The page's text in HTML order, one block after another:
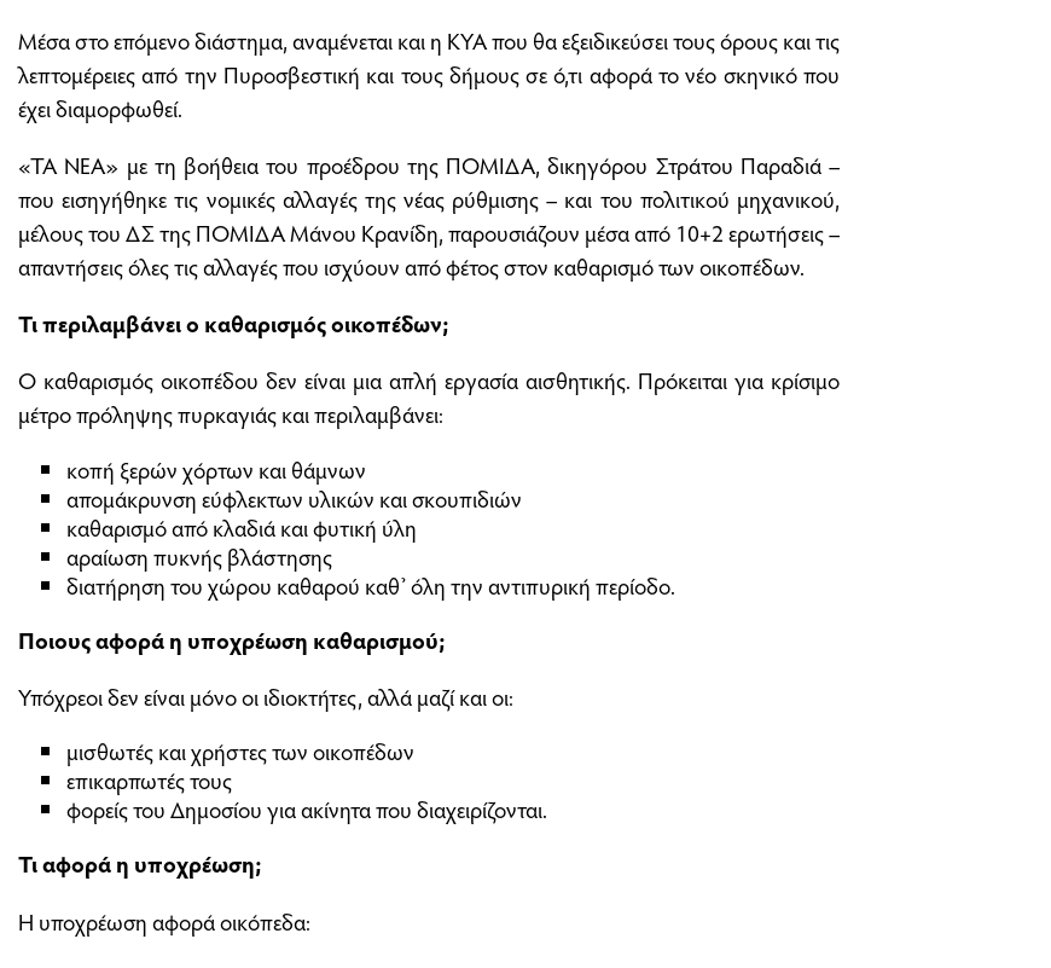
Μέσα στο επόμενο διάστημα, αναμένεται και η ΚΥΑ που θα εξειδικεύσει τους όρους και τις
λεπτομέρειες από την Πυροσβεστική και τους δήμους σε ό,τι αφορά το νέο σκηνικό που
έχει διαμορφωθεί.
«ΤΑ ΝΕΑ» με τη βοήθεια του προέδρου της ΠΟΜΙΔΑ, δικηγόρου Στράτου Παραδιά –
που εισηγήθηκε τις νομικές αλλαγές της νέας ρύθμισης – και του πολιτικού μηχανικού,
μέλους του ΔΣ της ΠΟΜΙΔΑ Μάνου Κρανίδη, παρουσιάζουν μέσα από 10+2 ερωτήσεις –
απαντήσεις όλες τις αλλαγές που ισχύουν από φέτος στον καθαρισμό των οικοπέδων.
Τι περιλαμβάνει ο καθαρισμός οικοπέδων;
Ο καθαρισμός οικοπέδου δεν είναι μια απλή εργασία αισθητικής. Πρόκειται για κρίσιμο
μέτρο πρόληψης πυρκαγιάς και περιλαμβάνει:
κοπή ξερών χόρτων και θάμνων
απομάκρυνση εύφλεκτων υλικών και σκουπιδιών
καθαρισμό από κλαδιά και φυτική ύλη
αραίωση πυκνής βλάστησης
διατήρηση του χώρου καθαρού καθ’ όλη την αντιπυρική περίοδο.
Ποιους αφορά η υποχρέωση καθαρισμού;
Υπόχρεοι δεν είναι μόνο οι ιδιοκτήτες, αλλά μαζί και οι:
μισθωτές και χρήστες των οικοπέδων
επικαρπωτές τους
φορείς του Δημοσίου για ακίνητα που διαχειρίζονται.
Τι αφορά η υποχρέωση;
Η υποχρέωση αφορά οικόπεδα: